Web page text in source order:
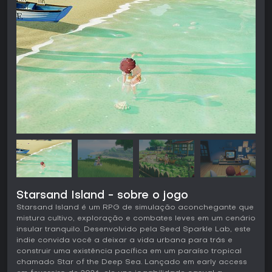
Starsand Island - sobre o jogo
Starsand Island é um RPG de simulação aconchegante que
mistura cultivo, exploração e combates leves em um cenário
insular tranquilo. Desenvolvido pela Seed Sparkle Lab, este
indie convida você a deixar a vida urbana para trás e
construir uma existência pacífica em um paraíso tropical
chamado Star of the Deep Sea. Lançado em early access